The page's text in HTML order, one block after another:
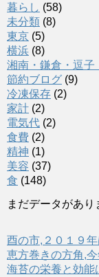
暮らし (58)
未分類 (8)
東京 (5)
横浜 (8)
湘南・鎌倉・逗子
節約ブログ (9)
冷凍保存 (2)
家計 (2)
電気代 (2)
食費 (2)
精神 (1)
美容 (37)
食 (148)
まだデータがあり
酉の市,２０１９
恵方巻きの方角,
海苔の栄養と効能